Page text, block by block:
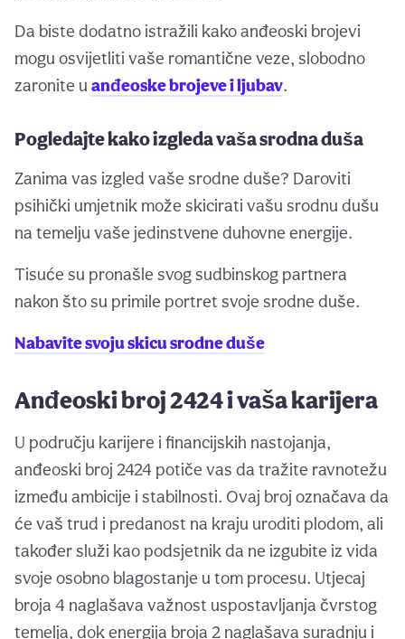
Da biste dodatno istražili kako anđeoski brojevi
mogu osvijetliti vaše romantične veze, slobodno
zaronite u anđeoske brojeve i ljubav.
Pogledajte kako izgleda vaša srodna duša
Zanima vas izgled vaše srodne duše? Daroviti
psihički umjetnik može skicirati vašu srodnu dušu
na temelju vaše jedinstvene duhovne energije.
Tisuće su pronašle svog sudbinskog partnera
nakon što su primile portret svoje srodne duše.
Nabavite svoju skicu srodne duše
Anđeoski broj 2424 i vaša karijera
U području karijere i financijskih nastojanja,
anđeoski broj 2424 potiče vas da tražite ravnotežu
između ambicije i stabilnosti. Ovaj broj označava da
će vaš trud i predanost na kraju uroditi plodom, ali
također služi kao podsjetnik da ne izgubite iz vida
svoje osobno blagostanje u tom procesu. Utjecaj
broja 4 naglašava važnost uspostavljanja čvrstog
temelja, dok energija broja 2 naglašava suradnju i